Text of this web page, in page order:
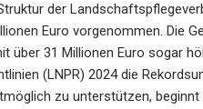
der
Euro vorgenommen. Die
über 31 Millionen Euro sogar
(LNPR) 2024 die
zu unterstützen,